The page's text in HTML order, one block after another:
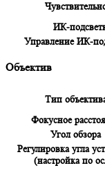
ИК-
Управление ИК-
Объектив
Тип
Фокусное
Угол обзора
Регулировка угла
(настройка по